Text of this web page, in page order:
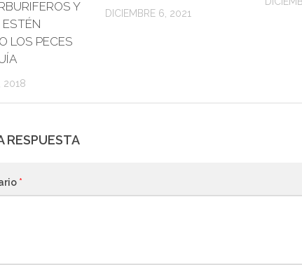
Y
ESTÉN
LOS PECES
2018
DICIEMBRE 6, 2021
RESPUESTA
*